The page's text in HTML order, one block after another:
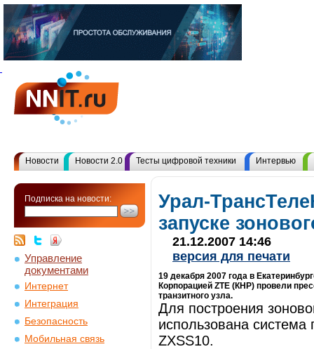
Новости Новости 2.0 Тесты цифровой техники Интервью
Подписка на новости:
Управление
документами
Интернет
Интеграция
Безопасность
Мобильная связь
Урал-
запуске
21.12.2007 14:46
версия для печати
19 декабря 2007 года в
Корпорацией ZTE (КНР) провели
транзитного узла.
Для построения
использована
ZXSS10.